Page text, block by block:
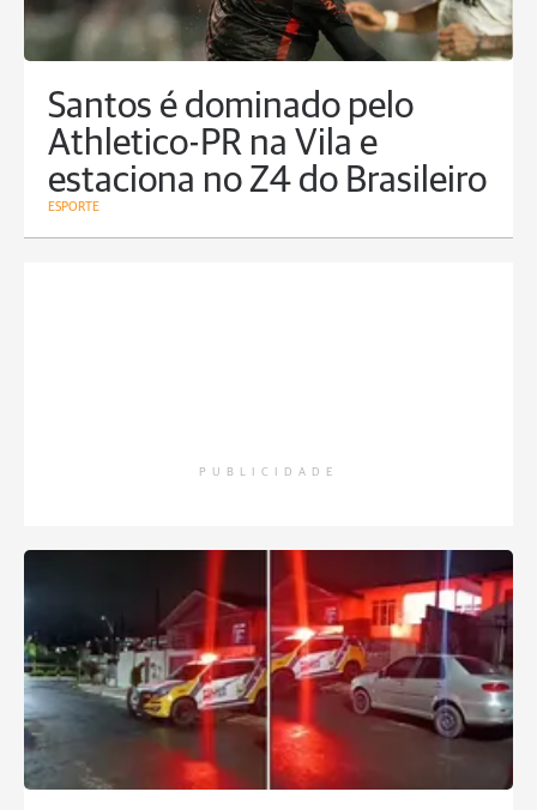
Santos é dominado pelo
Athletico-PR na Vila e
estaciona no Z4 do Brasileiro
ESPORTE
PUBLICIDADE